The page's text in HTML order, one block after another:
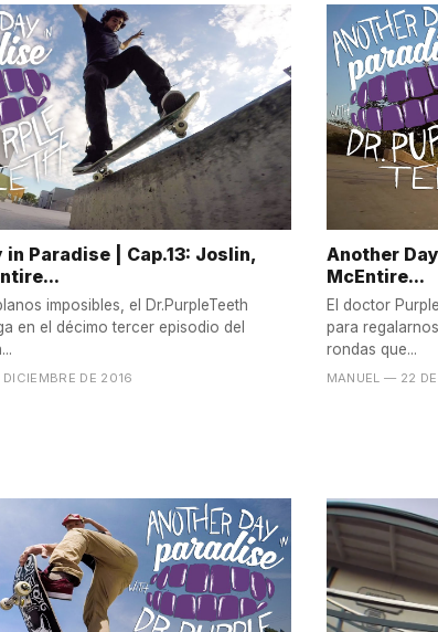
in Paradise | Cap.13: Joslin,
imposibles, el Dr.PurpleTeeth
en el décimo tercer episodio del
DE 2016
Another
McEntire...
El doctor
para
rondas que...
MANUEL — 22 DE